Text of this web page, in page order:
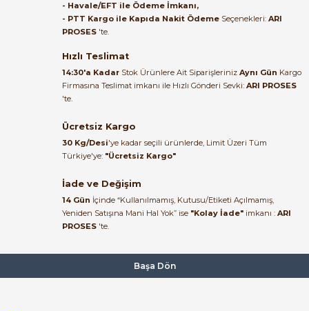
bundan mehmet bey ilgi ve
alakası için teşekkür ederim
22/06/2026
Kemal Toktaş | 20/06/2026
problemsiz geçti.
Kemal Toktaş | 20/06/2026
tedirgindim ama saticinin
36.030,17 TL
Weintek MT8051iP 4,3'' HMI Panel (Yeni Kodu: MT8052iP)
15.151,11 TL
8.861,88 TL
- Havale/EFT ile Ödeme İmkanı,
- PTT Kargo ile Kapıda Nakit Ödeme Seçenekleri: ARI
PROSES 'te.
Hızlı Teslimat
14:30'a Kadar Stok Ürünlere Ait Siparişleriniz Aynı Gün Kargo
Firmasına Teslimat imkanı ile Hızlı Gönderi Sevki: ARI PROSES
'te.
Ücretsiz Kargo
30 Kg/Desi'ye kadar seçili ürünlerde, Limit Üzeri Tüm
Türkiye'ye: "Ücretsiz Kargo"
İade ve Değişim
14 Gün İçinde “Kullanılmamış, Kutusu/Etiketi Açılmamış,
Yeniden Satışına Mani Hal Yok” ise "Kolay İade" imkanı : ARI
PROSES 'te.
Başa Dön